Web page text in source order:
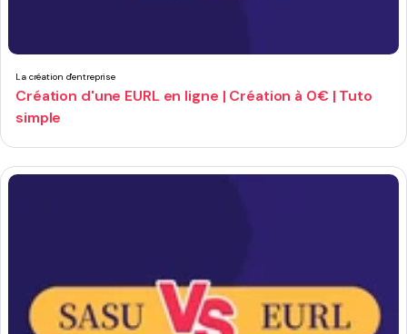
La création d'entreprise
Création d'une EURL en ligne | Création à 0€ | Tuto
simple